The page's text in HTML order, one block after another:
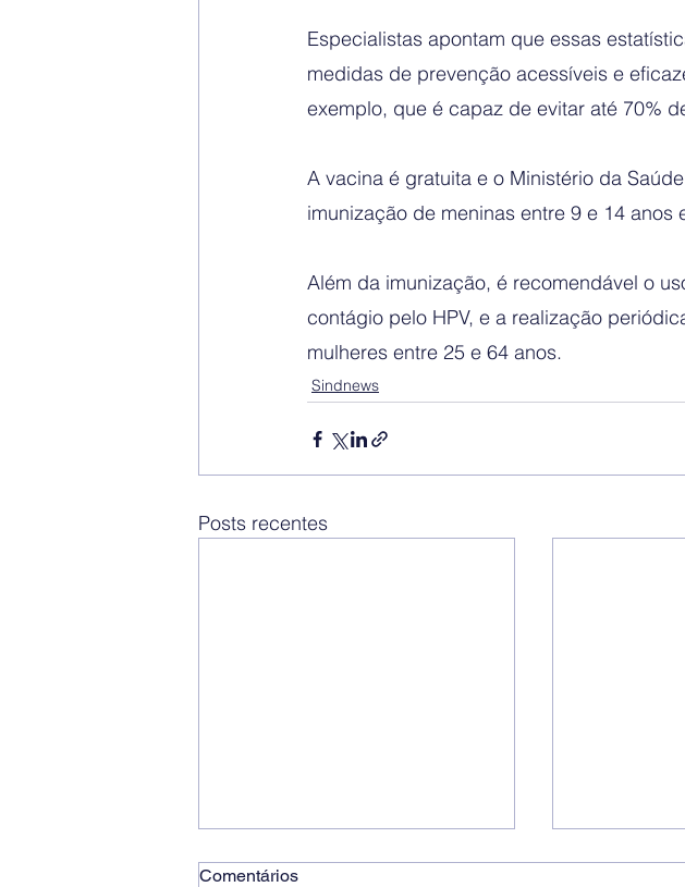
Especialistas apontam que essas
medidas de prevenção acessíveis e
exemplo, que é capaz de evitar até 70%
A vacina é gratuita e o Ministério da
imunização de meninas entre 9 e 14 anos
Além da imunização, é recomendável o
contágio pelo HPV, e a realização
mulheres entre 25 e 64 anos.
Sindnews
Posts recentes
Comentários